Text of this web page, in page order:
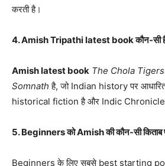
करती है।
4. Amish Tripathi latest book कौन-सी
Amish latest book The Chola
Somnath है, जो Indian history पर
historical fiction है और Indic Chronicles
5. Beginners को Amish की कौन-सी किताब
Beginners के लिए सबसे best starting